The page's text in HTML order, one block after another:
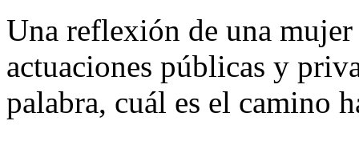
Una reflexión de una mujer
actuaciones públicas y
palabra, cuál es el camino